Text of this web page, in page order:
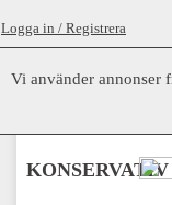
Logga in / Registrera
Vi använder annonser